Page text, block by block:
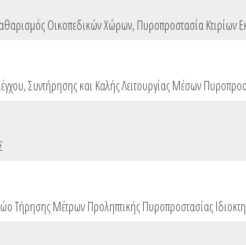
Οικοπεδικών Χώρων,Πυροπροστασία Κτιρίων
Συντήρησης και Καλής Λειτουργίας Μέσων
Τήρησης Μέτρων Προληπτικής Πυροπροστασίας